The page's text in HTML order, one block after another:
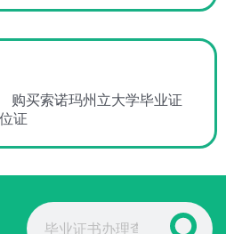
购买索诺玛州立大学毕业证
证
Search